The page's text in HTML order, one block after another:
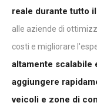
reale durante tutto
alle aziende di
costi e migliorare
altamente scalabile
aggiungere
veicoli e zone di